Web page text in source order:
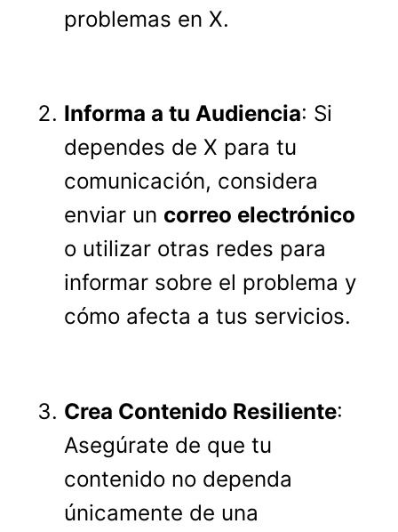
problemas en X.
Informa a tu Audiencia: Si
dependes de X para tu
comunicación, considera
enviar un correo electrónico
o utilizar otras redes para
informar sobre el problema y
cómo afecta a tus servicios.
Crea Contenido Resiliente:
Asegúrate de que tu
contenido no dependa
únicamente de una